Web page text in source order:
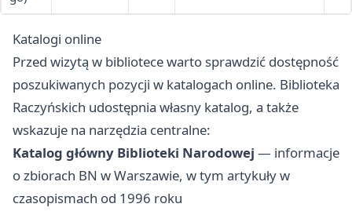
Katalogi online
Przed wizytą w bibliotece warto sprawdzić dostępność
poszukiwanych pozycji w katalogach online. Biblioteka
Raczyńskich udostępnia własny katalog, a także
wskazuje na narzędzia centralne:
Katalog główny Biblioteki Narodowej — informacje
o zbiorach BN w Warszawie, w tym artykuły w
czasopismach od 1996 roku